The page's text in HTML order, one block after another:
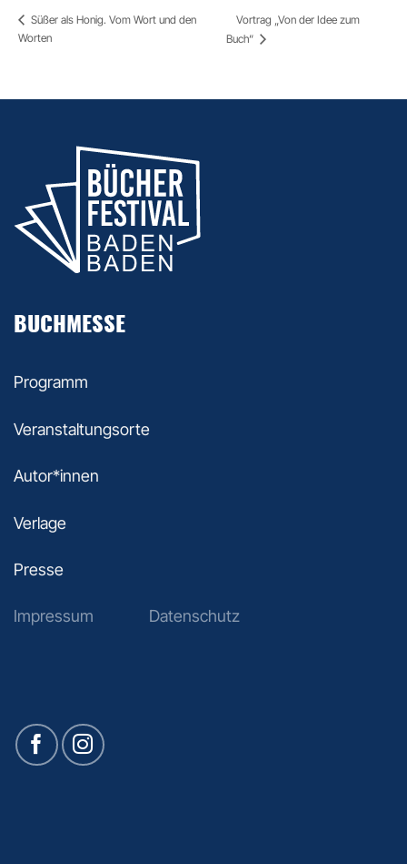
Süßer als Honig. Vom Wort und den
Worten
Vortrag „Von der Idee zum
Buch“
BUCHMESSE
Programm
Veranstaltungsorte
Autor*innen
Verlage
Presse
Impressum Datenschutz